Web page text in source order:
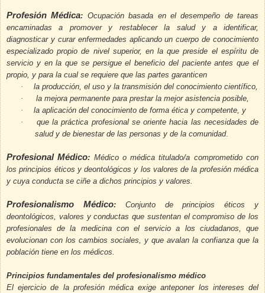
Profesión Médica: Ocupación basada en el desempeño de tareas
encaminadas a promover y restablecer la salud y a identificar,
diagnosticar y curar enfermedades aplicando un cuerpo de conocimiento
especializado propio de nivel superior, en la que preside el espíritu de
servicio y en la que se persigue el beneficio del paciente antes que el
propio, y para la cual se requiere que las partes garanticen
·
la producción, el uso y la transmisión del conocimiento científico,
·
la mejora permanente para prestar la mejor asistencia posible,
·
la aplicación del conocimiento de forma ética y competente, y
·
que la práctica profesional se oriente hacia las necesidades de
salud y de bienestar de las personas y de la comunidad.
Profesional Médico: Médico o médica titulado/a comprometido con
los principios éticos y deontológicos y los valores de la profesión médica
y cuya conducta se ciñe a dichos principios y valores.
Profesionalismo Médico:
Conjunto de principios éticos y
deontológicos, valores y conductas que sustentan el compromiso de los
profesionales de la medicina con el servicio a los ciudadanos, que
evolucionan con los cambios sociales, y que avalan la confianza que la
población tiene en los médicos.
Principios fundamentales del profesionalismo médico
El ejercicio de la profesión médica exige anteponer los intereses del